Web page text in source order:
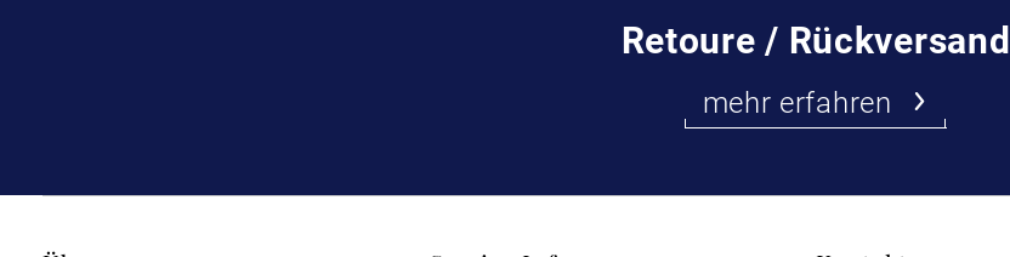
Retoure / Rückversand
mehr erfahren